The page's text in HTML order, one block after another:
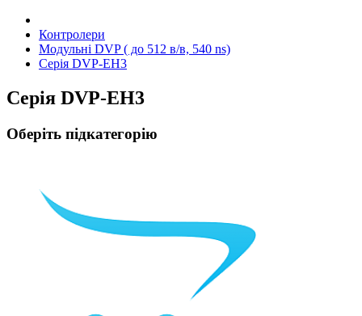
Контролери
Модульні DVP ( до 512 в/в, 540 ns)
Серія DVP-EH3
Серія DVP-EH3
Оберіть підкатегорію